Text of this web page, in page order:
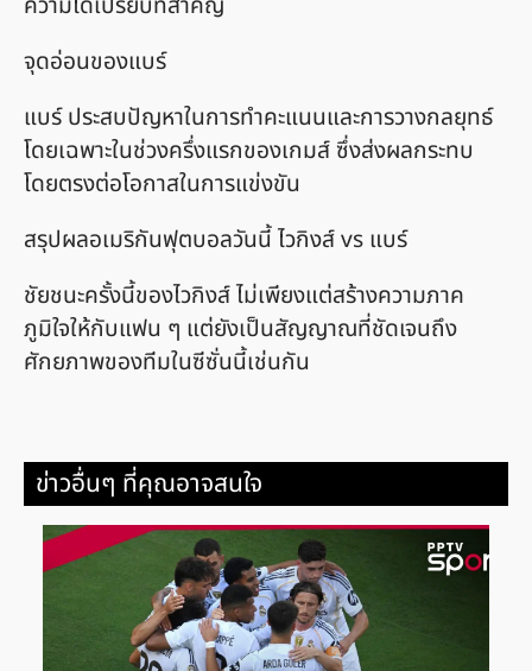
จุดอ่อนของแบร์
แบร์ ประสบปัญหาในการทำคะแนนและการวางกลยุทธ์
โดยเฉพาะในช่วงครึ่งแรกของเกมส์ ซึ่งส่งผลกระทบ
โดยตรงต่อโอกาสในการแข่งขัน
สรุปผลอเมริกันฟุตบอลวันนี้ ไวกิงส์ vs แบร์
ชัยชนะครั้งนี้ของไวกิงส์ ไม่เพียงแต่สร้างความภาค
ภูมิใจให้กับแฟน ๆ แต่ยังเป็นสัญญาณที่ชัดเจนถึง
ศักยภาพของทีมในซีซั่นนี้เช่นกัน
ข่าวอื่นๆ ที่คุณอาจสนใจ